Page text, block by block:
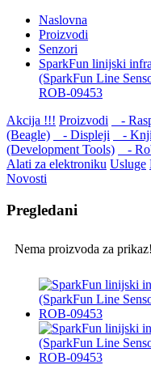
Naslovna
Proizvodi
Senzori
SparkFun linijski
(SparkFun Line
ROB-09453
Akcija !!! Proizvodi -
(Beagle)
- Displеji -
(Development Tools)
-
Alati za elektroniku Usluge
Novosti
Pregledani
Nema proizvoda za prikaz!